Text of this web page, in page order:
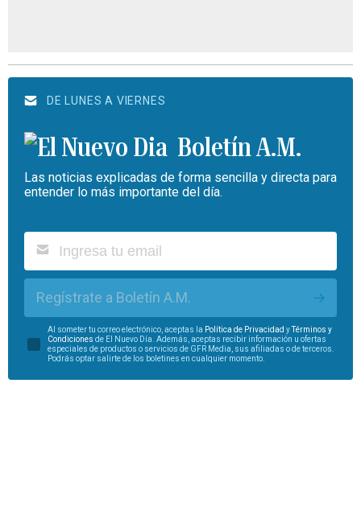
DE LUNES A VIERNES
Boletín A.M.
Las noticias explicadas de forma sencilla y directa para
entender lo más importante del día.
Regístrate a Boletín A.M.
Al someter tu correo electrónico, aceptas la Política de Privacidad yTérminos y
Condiciones de El Nuevo Día. Además, aceptas recibir información u ofertas
especiales de productos o servicios de GFR Media, sus afiliadas o de terceros.
Podrás optar salirte de los boletines en cualquier momento.